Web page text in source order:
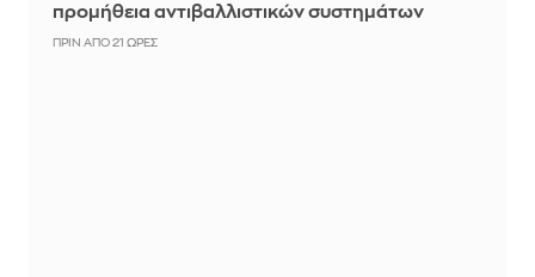
προμήθεια αντιβαλλιστικών συστημάτων
ΠΡΙΝ ΑΠΌ 21 ΏΡΕΣ